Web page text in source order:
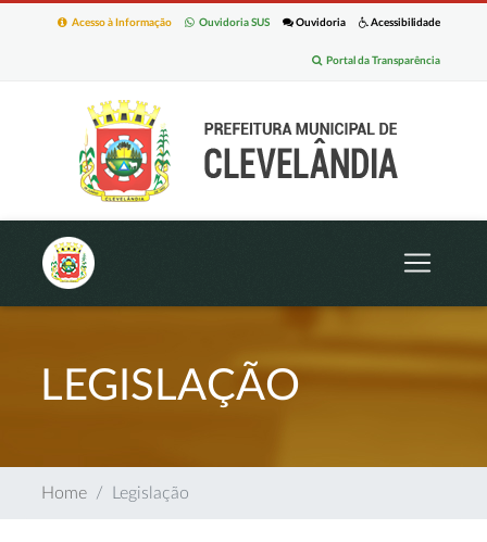
Acessibilidade
Ouvidoria
Ouvidoria SUS
Acesso à Informação
Portal da Transparência
LEGISLAÇÃO
Home Legislação